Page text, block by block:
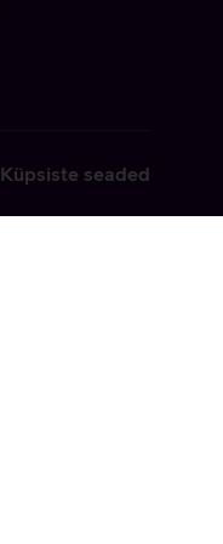
Küpsiste seaded